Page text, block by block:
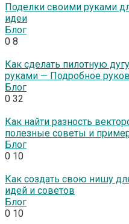
Поделки своими руками
идеи
Блог
0 8
Как сделать пилотную
руками — Подробное
Блог
0 32
Как найти разность
полезные советы и
Блог
0 10
Как создать свою нишу
идей и советов
Блог
0 10